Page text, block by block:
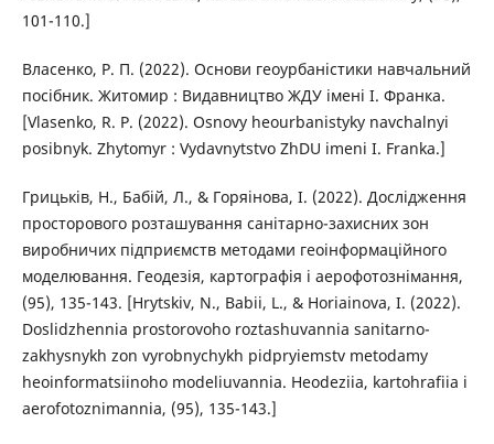
101-110.]
Власенко, Р. П. (2022). Основи геоурбаністики навчальний
посібник. Житомир : Видавництво ЖДУ імені І. Франка.
[Vlasenko, R. P. (2022). Osnovy heourbanistyky navchalnyi
posibnyk. Zhytomyr : Vydavnytstvo ZhDU imeni I. Franka.]
Грицьків, Н., Бабій, Л., & Горяінова, І. (2022). Дослідження
просторового розташування санітарно-захисних зон
виробничих підприємств методами геоінформаційного
моделювання. Геодезія, картографія і аерофотознімання,
(95), 135-143. [Hrytskiv, N., Babii, L., & Horiainova, I. (2022).
Doslidzhennia prostorovoho roztashuvannia sanitarno-
zakhysnykh zon vyrobnychykh pidpryiemstv metodamy
heoinformatsiinoho modeliuvannia. Heodeziia, kartohrafiia i
aerofotoznimannia, (95), 135-143.]